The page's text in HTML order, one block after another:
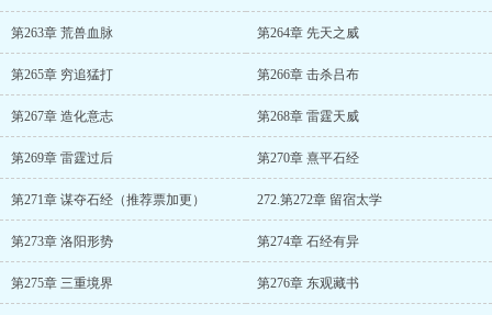
第263章 荒兽血脉 第264章 先天之威
第265章 穷追猛打 第266章 击杀吕布
第267章 造化意志 第268章 雷霆天威
第269章 雷霆过后 第270章 熹平石经
第271章 谋夺石经（推荐票加更） 272.第272章 留宿太学
第273章 洛阳形势 第274章 石经有异
第275章 三重境界 第276章 东观藏书